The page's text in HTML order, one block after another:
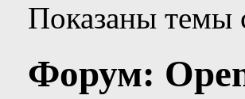
Показаны темы
Форум: